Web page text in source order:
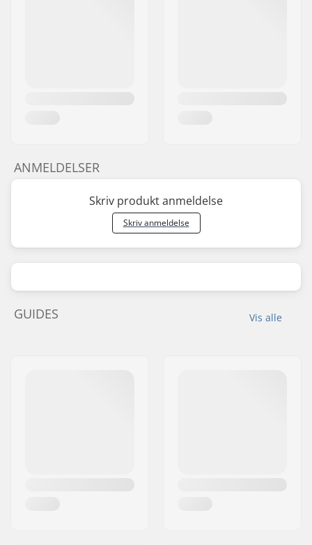
ANMELDELSER
Skriv produkt anmeldelse
Skriv anmeldelse
Vis alle
GUIDES